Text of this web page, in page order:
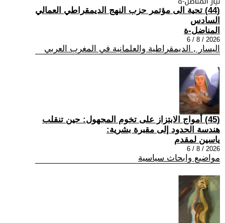
(44) تحية الى مؤتمر حزب النهج الديمقراطي العمالي
السادس
المناضل-ة
2026 / 8 / 6
اليسار , الديمقراطية والعلمانية في المغرب العربي
(45) أمواج الابتزاز على تخوم المجهول: حين تنقلب
هندسة الحدود إلى مقبرة بشرية:
ياسين لمقدم
2026 / 8 / 6
مواضيع وابحاث سياسية